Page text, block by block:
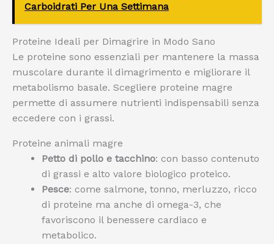
Carboidrati Per Una Settimana
Proteine Ideali per Dimagrire in Modo Sano
Le proteine sono essenziali per mantenere la massa
muscolare durante il dimagrimento e migliorare il
metabolismo basale. Scegliere proteine magre
permette di assumere nutrienti indispensabili senza
eccedere con i grassi.
Proteine animali magre
Petto di pollo e tacchino: con basso contenuto
di grassi e alto valore biologico proteico.
Pesce: come salmone, tonno, merluzzo, ricco
di proteine ma anche di omega-3, che
favoriscono il benessere cardiaco e
metabolico.